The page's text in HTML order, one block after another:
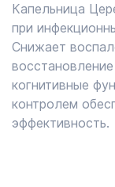
Капельница
при
Снижает
когнитивные
контролем
эффективность.